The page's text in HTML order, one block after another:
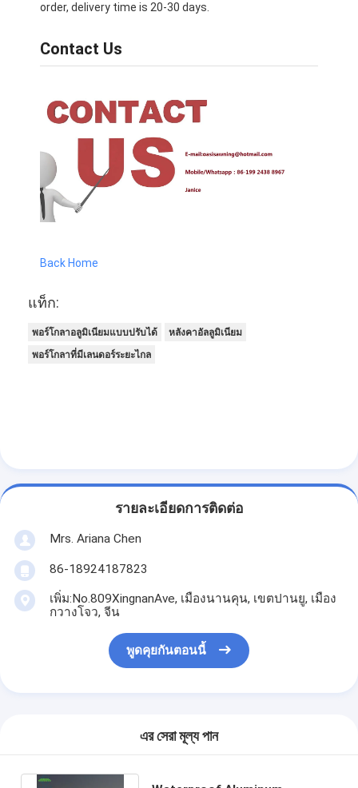
order, delivery time is 20-30 days.
Contact Us
Back Home
แท็ก:
พอร์โกลาอลูมิเนียมแบบปรับได้
หลังคาอัลลูมิเนียม
พอร์โกลาที่มีเลนดอร์ระยะไกล
รายละเอียดการติดต่อ
Mrs. Ariana Chen
86-18924187823
เพิ่ม:No.809XingnanAve, เมืองนานคุน, เขตปานยู, เมือง
กวางโจว, จีน
พูดคุยกันตอนนี้
এর সেরা মূল্য পান